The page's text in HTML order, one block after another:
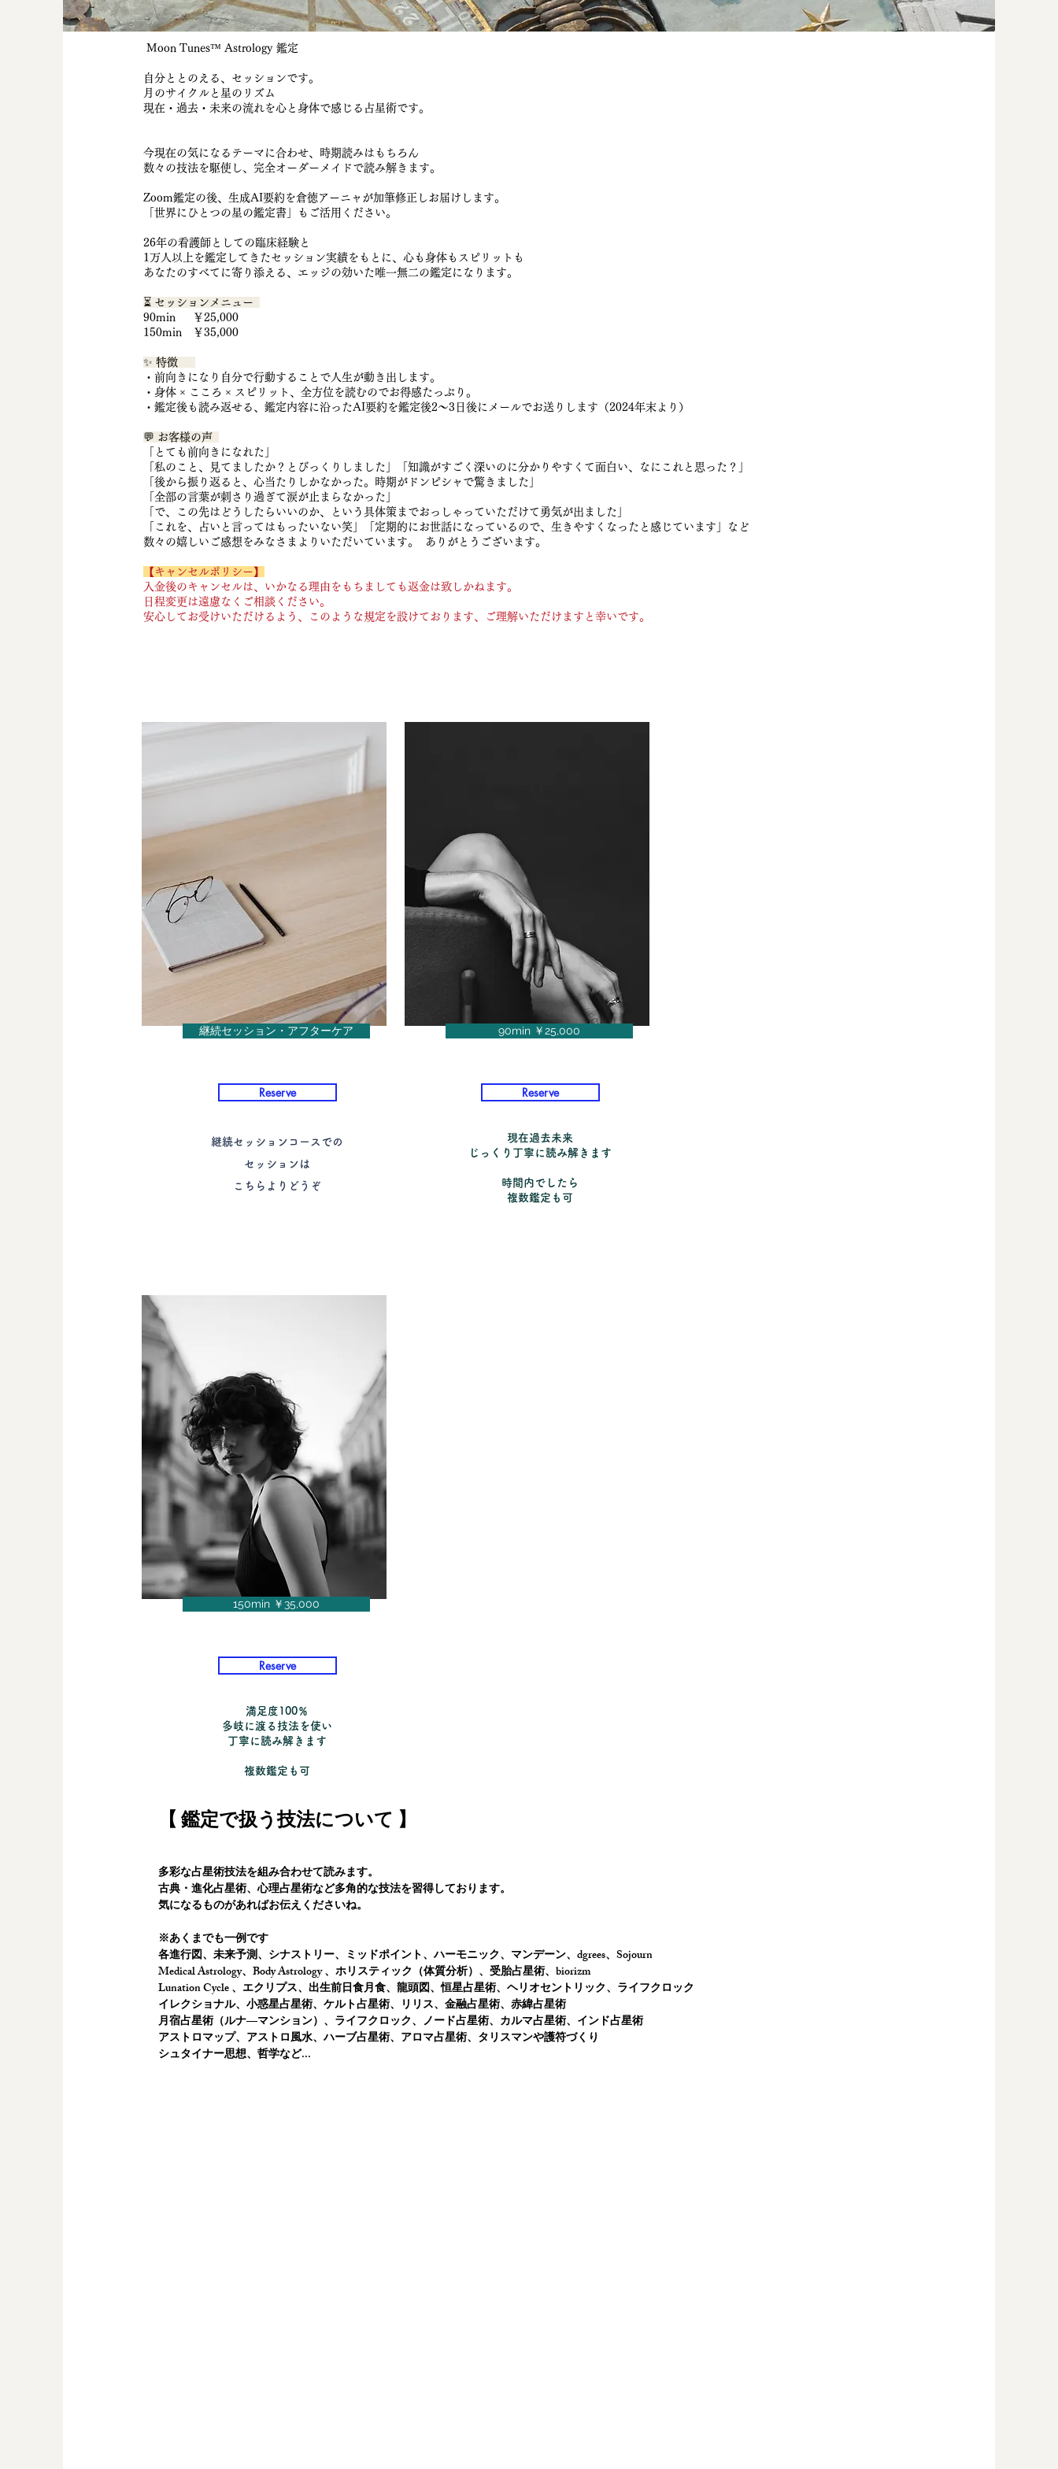
Moon Tunes™ Astrology 鑑定
自分ととのえる、セッションです。
月のサイクルと星のリズム
現在・過去・未来の流れを心と身体で感じる占星術です。
今現在の気になるテーマに合わせ、時期読みはもちろん
数々の技法を駆使し、完全オーダーメイドで読み解きます。
Zoom鑑定の後、生成AI要約を倉徳アーニャが加筆修正しお届けします。
「世界にひとつの星の鑑定書」もご活用ください。
26年の看護師としての臨床経験と
1万人以上を鑑定してきたセッション実績をもとに、心も身体もスピリットも
あなたのすべてに寄り添える、エッジの効いた唯一無二の鑑定になります。
⏳ セッションメニュー
90min ￥25,000
150min ￥35,000
✨ 特徴
・前向きになり自分で行動することで人生が動き出します。
・身体 × こころ × スピリット、全方位を読むのでお得感たっぷり。
・鑑定後も読み返せる、鑑定内容に沿ったAI要約を鑑定後2～3日後にメールでお送りします（2024年末より）
💬 お客様の声
「とても前向きになれた」
「私のこと、見てましたか？とびっくりしました」「知識がすごく深いのに分かりやすくて面白い、なにこれと思った？」
「後から振り返ると、心当たりしかなかった。時期がドンピシャで驚きました」
「全部の言葉が刺さり過ぎて涙が止まらなかった」
「で、この先はどうしたらいいのか、という具体策までおっしゃっていただけて勇気が出ました」
「これを、占いと言ってはもったいない笑」「定期的にお世話になっているので、生きやすくなったと感じています」など
数々の嬉しいご感想をみなさまよりいただいています。 ありがとうございます。
【キャンセルポリシー】
入金後のキャンセルは、いかなる理由をもちましても返金は致しかねます。
日程変更は遠慮なくご相談ください。
安心してお受けいただけるよう、このような規定を設けております、ご理解いただけますと幸いです。
継続セッション・アフターケア
Reserve
​継続セッションコースでの
セッションは
​こちらよりどうぞ
90min ￥25,000
Reserve
現在過去未来
​じっくり丁寧に読み解きます
時間内でしたら
​複数鑑定も可
150min ￥35,000
Reserve
満足度100％
多岐に渡る技法を使い
丁寧に読み解きます
​複数鑑定も可
【 鑑定で扱う技法について 】
多彩な占星術技法を組み合わせて読みます。
​古典・進化占星術、心理占星術など多角的な技法を習得しております。
気になるものがあればお伝えくださいね。
※あくまでも一例です
各進行図、未来予測、シナストリー、ミッドポイント、ハーモニック、マンデーン、dgrees、Sojourn
Medical Astrology、Body Astrology 、ホリスティック（体質分析）、受胎占星術、biorizm
Lunation Cycle 、エクリプス、 出生前日食月食、龍頭図、恒星占星術、ヘリオセントリック、ライフクロック
イレクショナル、小惑星占星術、ケルト占星術、リリス、金融占星術、赤緯占星術
月宿占星術（ルナ―マンション）、ライフクロック、ノード占星術、カルマ占星術、インド占星術
アストロマップ、アストロ風水、ハーブ占星術、アロマ占星術、タリスマンや護符づくり
シュタイナー思想、哲学など...